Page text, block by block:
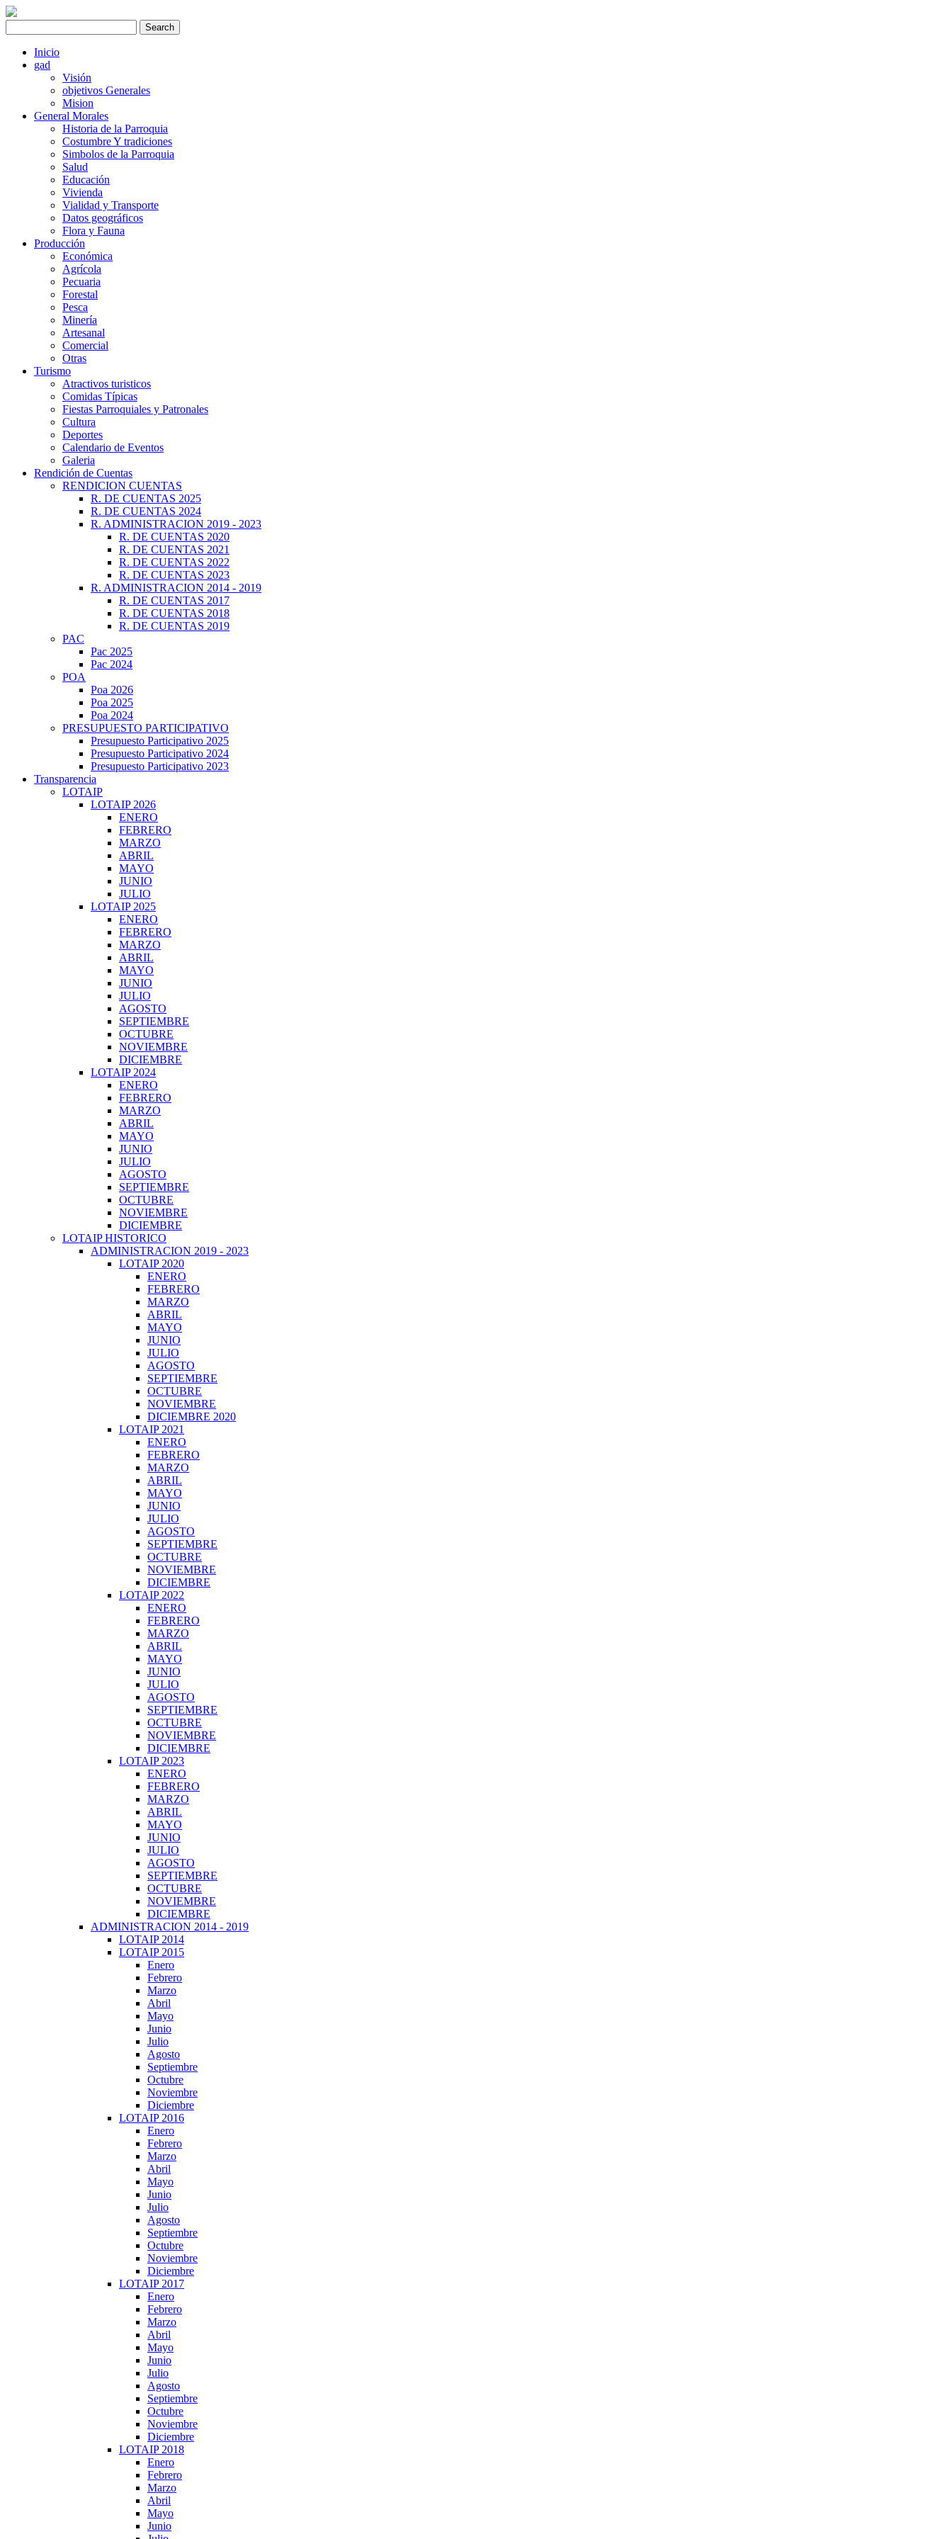
Inicio
gad
Visión
objetivos Generales
Mision
General Morales
Historia de la Parroquia
Costumbre Y tradiciones
Simbolos de la Parroquia
Salud
Educación
Vivienda
Vialidad y Transporte
Datos geográficos
Flora y Fauna
Producción
Económica
Agrícola
Pecuaria
Forestal
Pesca
Minería
Artesanal
Comercial
Otras
Turismo
Atractivos turisticos
Comidas Típicas
Fiestas Parroquiales y Patronales
Cultura
Deportes
Calendario de Eventos
Galeria
Rendición de Cuentas
RENDICION CUENTAS
R. DE CUENTAS 2025
R. DE CUENTAS 2024
R. ADMINISTRACION 2019 - 2023
R. DE CUENTAS 2020
R. DE CUENTAS 2021
R. DE CUENTAS 2022
R. DE CUENTAS 2023
R. ADMINISTRACION 2014 - 2019
R. DE CUENTAS 2017
R. DE CUENTAS 2018
R. DE CUENTAS 2019
PAC
Pac 2025
Pac 2024
POA
Poa 2026
Poa 2025
Poa 2024
PRESUPUESTO PARTICIPATIVO
Presupuesto Participativo 2025
Presupuesto Participativo 2024
Presupuesto Participativo 2023
Transparencia
LOTAIP
LOTAIP 2026
ENERO
FEBRERO
MARZO
ABRIL
MAYO
JUNIO
JULIO
LOTAIP 2025
ENERO
FEBRERO
MARZO
ABRIL
MAYO
JUNIO
JULIO
AGOSTO
SEPTIEMBRE
OCTUBRE
NOVIEMBRE
DICIEMBRE
LOTAIP 2024
ENERO
FEBRERO
MARZO
ABRIL
MAYO
JUNIO
JULIO
AGOSTO
SEPTIEMBRE
OCTUBRE
NOVIEMBRE
DICIEMBRE
LOTAIP HISTORICO
ADMINISTRACION 2019 - 2023
LOTAIP 2020
ENERO
FEBRERO
MARZO
ABRIL
MAYO
JUNIO
JULIO
AGOSTO
SEPTIEMBRE
OCTUBRE
NOVIEMBRE
DICIEMBRE 2020
LOTAIP 2021
ENERO
FEBRERO
MARZO
ABRIL
MAYO
JUNIO
JULIO
AGOSTO
SEPTIEMBRE
OCTUBRE
NOVIEMBRE
DICIEMBRE
LOTAIP 2022
ENERO
FEBRERO
MARZO
ABRIL
MAYO
JUNIO
JULIO
AGOSTO
SEPTIEMBRE
OCTUBRE
NOVIEMBRE
DICIEMBRE
LOTAIP 2023
ENERO
FEBRERO
MARZO
ABRIL
MAYO
JUNIO
JULIO
AGOSTO
SEPTIEMBRE
OCTUBRE
NOVIEMBRE
DICIEMBRE
ADMINISTRACION 2014 - 2019
LOTAIP 2014
LOTAIP 2015
Enero
Febrero
Marzo
Abril
Mayo
Junio
Julio
Agosto
Septiembre
Octubre
Noviembre
Diciembre
LOTAIP 2016
Enero
Febrero
Marzo
Abril
Mayo
Junio
Julio
Agosto
Septiembre
Octubre
Noviembre
Diciembre
LOTAIP 2017
Enero
Febrero
Marzo
Abril
Mayo
Junio
Julio
Agosto
Septiembre
Octubre
Noviembre
Diciembre
LOTAIP 2018
Enero
Febrero
Marzo
Abril
Mayo
Junio